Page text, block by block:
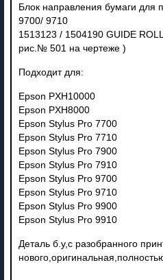
Блок направления бумаги для
9700/ 9710
1513123 / 1504190 GUIDE
рис.№ 501 на чертеже )
Подходит для:
Epson PXH10000
Epson PXH8000
Epson Stylus Pro 7700
Epson Stylus Pro 7710
Epson Stylus Pro 7900
Epson Stylus Pro 7910
Epson Stylus Pro 9700
Epson Stylus Pro 9710
Epson Stylus Pro 9900
Epson Stylus Pro 9910
Деталь б.у,с разобранного